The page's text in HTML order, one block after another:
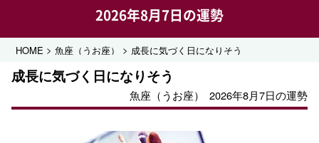
2026年8月7日の運勢
HOME >魚座（うお座） > 成長に気づく日になりそう
成長に気づく日になりそう
魚座（うお座） 2026年8月7日の運勢